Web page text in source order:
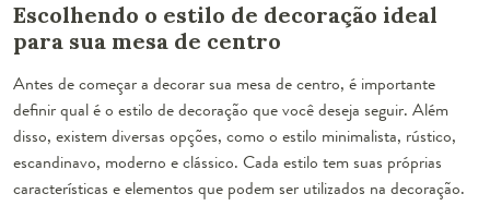
Escolhendo o estilo de decoração ideal
para sua mesa de centro
Antes de começar a decorar sua mesa de centro, é importante
definir qual é o estilo de decoração que você deseja seguir. Além
disso, existem diversas opções, como o estilo minimalista, rústico,
escandinavo, moderno e clássico. Cada estilo tem suas próprias
características e elementos que podem ser utilizados na decoração.